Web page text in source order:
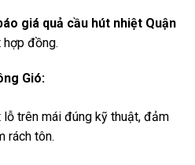
giá quả cầu hút nhiệt Quận
đồng.
Gió:
trên mái đúng kỹ thuật, đảm
rách tôn.